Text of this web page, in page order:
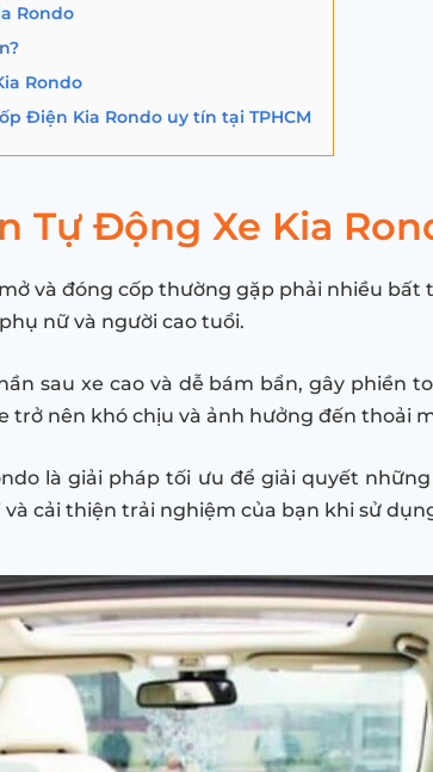
Rondo
Rondo
Điện Kia Rondo uy tín tại TPHCM
Tự Động Xe Kia
và đóng cốp thường gặp phải nhiều bất
nữ và người cao tuổi.
sau xe cao và dễ bám bẩn, gây phiền
trở nên khó chịu và ảnh hưởng đến thoải
là giải pháp tối ưu để giải quyết
cải thiện trải nghiệm của bạn khi sử